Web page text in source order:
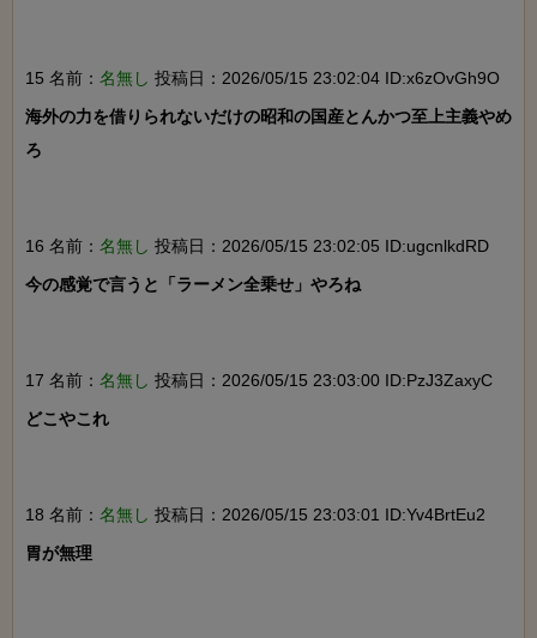
15 名前： 名無し 投稿日：2026/05/15 23:02:04 ID:x6zOvGh9O
海外の力を借りられないだけの昭和の国産とんかつ至上主義やめ
ろ
16 名前： 名無し 投稿日：2026/05/15 23:02:05 ID:ugcnlkdRD
今の感覚で言うと「ラーメン全乗せ」やろね
17 名前： 名無し 投稿日：2026/05/15 23:03:00 ID:PzJ3ZaxyC
どこやこれ
18 名前： 名無し 投稿日：2026/05/15 23:03:01 ID:Yv4BrtEu2
胃が無理